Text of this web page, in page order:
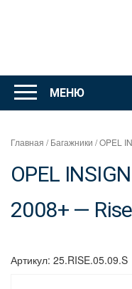
Интернет
магазин
"Can Auto"
МЕНЮ
Главная /Багажники / OPEL
OPEL
2008+ —
Артикул: 25.RISE.05.09.S